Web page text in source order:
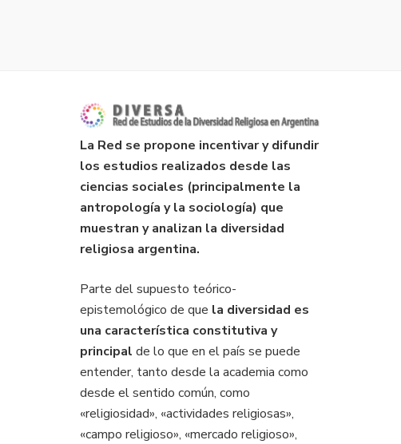
La Red se propone incentivar y difundir
los estudios realizados desde las
ciencias sociales (principalmente la
antropología y la sociología) que
muestran y analizan la diversidad
religiosa argentina.
Parte del supuesto teórico-
epistemológico de que la diversidad es
una característica constitutiva y
principal de lo que en el país se puede
entender, tanto desde la academia como
desde el sentido común, como
«religiosidad», «actividades religiosas»,
«campo religioso», «mercado religioso»,